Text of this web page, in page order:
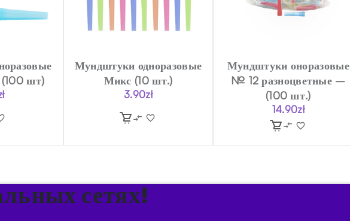
шт)
Мундштуки одноразовые
Микс (10 шт.)
3.90zł
Мундштуки оноразовые
№ 12 разноцветные –
(100 шт.)
14.90zł
сетях!